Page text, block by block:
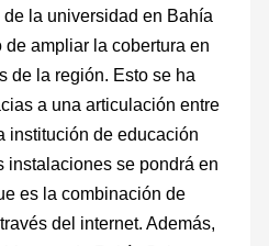
la universidad en Bahía
ampliar la cobertura en
de la región. Esto se ha
a una articulación entre
institución de educación
se pondrá en
es la combinación de
del internet. Además,